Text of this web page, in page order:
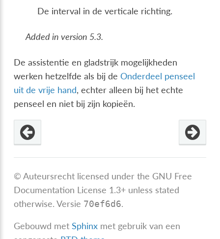
De interval in de verticale richting.
Added in version 5.3.
De assistentie en gladstrijk mogelijkheden
werken hetzelfde als bij deOnderdeel penseel
uit de vrije hand, echter alleen bij het echte
penseel en niet bij zijn kopieën.
© Auteursrecht licensed under the GNU Free
Documentation License 1.3+ unless stated
otherwise.Versie 70ef6d6.
Gebouwd metSphinx met gebruik van een